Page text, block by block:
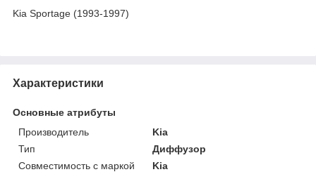
Kia Sportage (1993-1997)
Характеристики
Основные атрибуты
Производитель
Kia
Тип
Диффузор
Совместимость с маркой
Kia